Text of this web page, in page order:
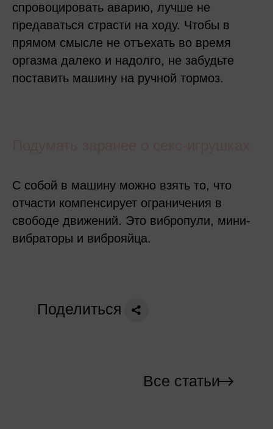
спровоцировать аварию, лучше не
предаваться страсти на ходу. Чтобы в
прямом смысле не отъехать во время
оргазма далеко и надолго, не забудьте
поставить машину на ручной тормоз.
С собой в машину можно взять то, что
отчасти компенсирует ограничения в
свободе движений. Это вибропули, мини-
вибраторы и виброяйца.
Поделиться
Все статьи